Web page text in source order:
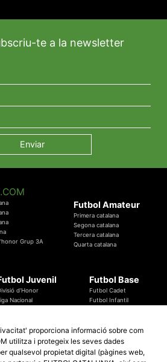
te a la newsletter
Grup 3A
Futbol Amateur
Primera catalana
Segona catalana
Tercera catalana
Quarta catalana
Juvenil
d'Honor
Nacional
Futbol Base
Futbol Cadet
Futbol Infantil
Especials
proporciona informació sobre com
utilitza i protegeix les seves dades
qualsevol propietat digital (pàgines web,